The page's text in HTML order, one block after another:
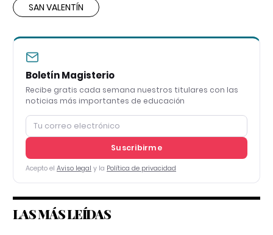
SAN VALENTÍN
Boletín Magisterio
Recibe gratis cada semana nuestros titulares con las
noticias más importantes de educación
Suscribirme
Acepto el Aviso legal y la Política de privacidad
LAS MÁS LEÍDAS